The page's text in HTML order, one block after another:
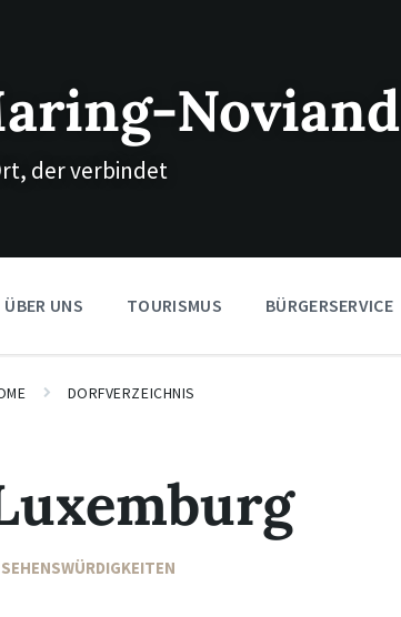
Noviand
der verbindet
ÜBER UNS TOURISMUS BÜRGERSERVICE
DORFVERZEICHNIS
SEHENSWÜRDIGKEITEN